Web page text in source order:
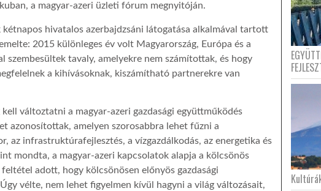
a magyar-azeri üzleti fórum megnyitóján.
hivatalos azerbajdzsáni látogatása alkalmával tartott
2015 különleges év volt Magyarország, Európa és a
szembesültek tavaly, amelyekre nem számítottak, és hogy
a kihívásoknak, kiszámítható partnerekre van
változtatni a magyar-azeri gazdasági együttműködés
azonosítottak, amelyen szorosabbra lehet fűzni a
az infrastruktúrafejlesztés, a vízgazdálkodás, az energetika és
mondta, a magyar-azeri kapcsolatok alapja a kölcsönös
adott, hogy kölcsönösen előnyös gazdasági
vélte, nem lehet figyelmen kívül hagyni a világ változásait,